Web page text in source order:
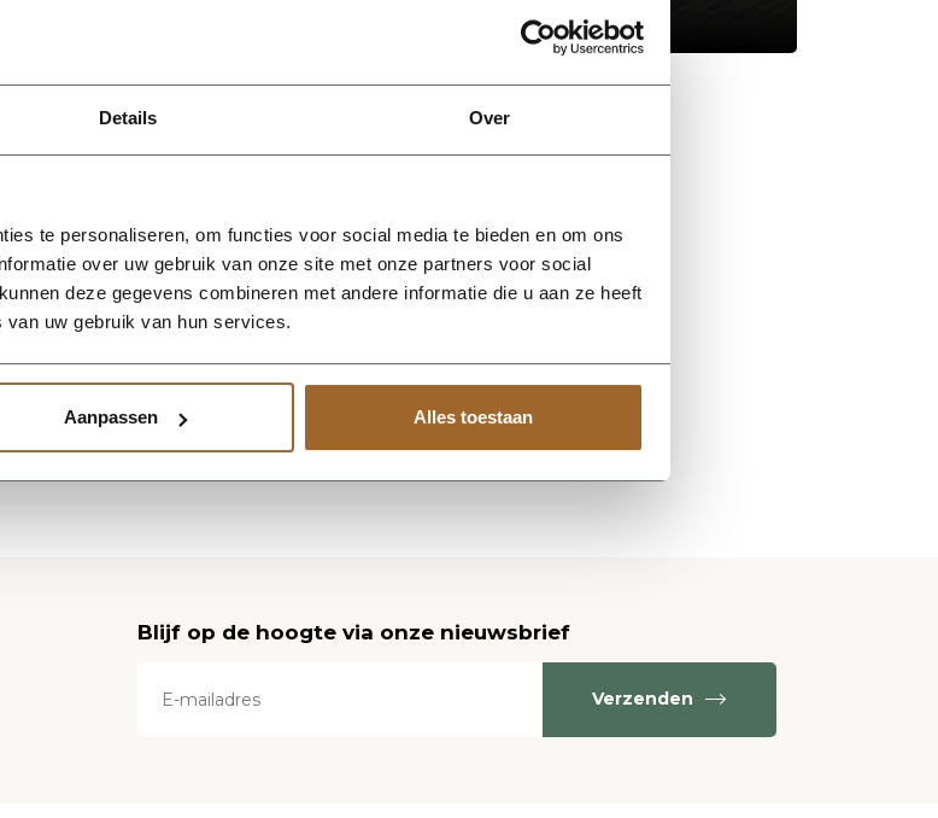
Details Over
te personaliseren, om functies voor social media te bieden en om ons
over uw gebruik van onze site met onze partners voor social
deze gegevens combineren met andere informatie die u aan ze heeft
uw gebruik van hun services.
Aanpassen Alles toestaan
met je op.
brengt direct sfeer,
Dankzij de designvorm
mooi combineert met
asbruin geeft het ontwerp
tot zijn recht komen. Het
voldoende aanwezigheid
kenmerken:
in fiberglas zorgt voor een
styling in huis, op kantoor,
of kleuren uit
Blijf op de hoogte via onze nieuwsbrief
Verzenden